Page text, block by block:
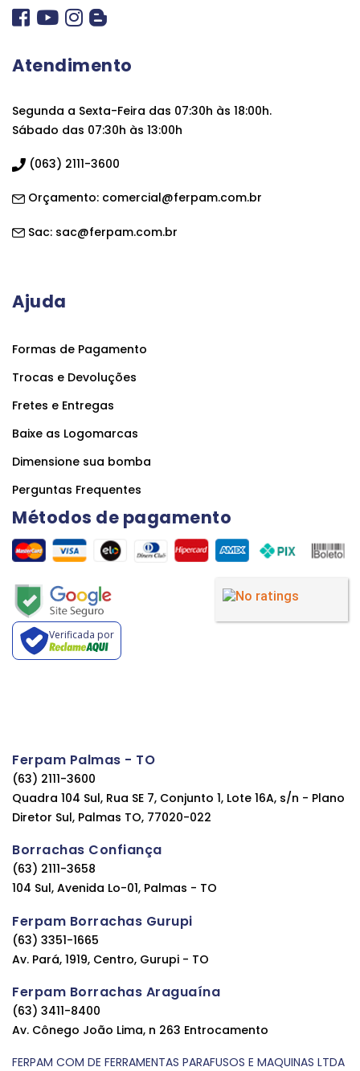
Atendimento
Segunda a Sexta-Feira das 07:30h às 18:00h.
Sábado das 07:30h às 13:00h
(063) 2111-3600
Orçamento: comercial@ferpam.com.br
Sac: sac@ferpam.com.br
Ajuda
Formas de Pagamento
Trocas e Devoluções
Fretes e Entregas
Baixe as Logomarcas
Dimensione sua bomba
Perguntas Frequentes
Métodos de pagamento
Verificada por
Ferpam Palmas - TO
(63) 2111-3600
Quadra 104 Sul, Rua SE 7, Conjunto 1, Lote 16A, s/n - Plano
Diretor Sul, Palmas TO, 77020-022
Borrachas Confiança
(63) 2111-3658
104 Sul, Avenida Lo-01, Palmas - TO
Ferpam Borrachas Gurupi
(63) 3351-1665
Av. Pará, 1919, Centro, Gurupi - TO
Ferpam Borrachas Araguaína
(63) 3411-8400
Av. Cônego João Lima, n 263 Entrocamento
FERPAM COM DE FERRAMENTAS PARAFUSOS E MAQUINAS LTDA